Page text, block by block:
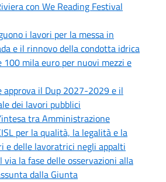
con We Reading Festival
i lavori per la messa in
e il rinnovo della condotta idrica
100 mila euro per nuovi mezzi e
approva il Dup 2027-2029 e il
dei lavori pubblici
tra Amministrazione
per la qualità, la legalità e la
e delle lavoratrici negli appalti
via la fase delle osservazioni alla
dalla Giunta